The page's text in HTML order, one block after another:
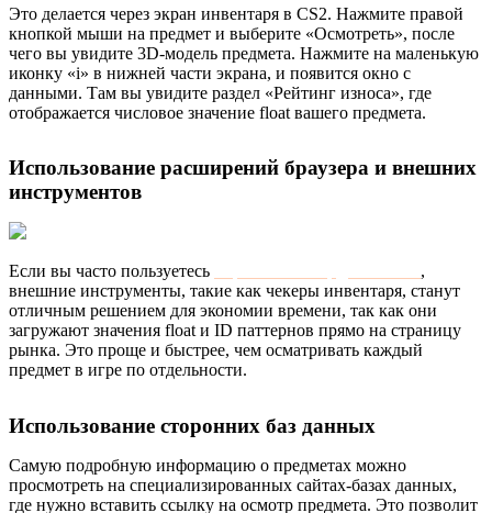
Это делается через экран инвентаря в CS2. Нажмите правой
кнопкой мыши на предмет и выберите «Осмотреть», после
чего вы увидите 3D-модель предмета. Нажмите на маленькую
иконку «i» в нижней части экрана, и появится окно с
данными. Там вы увидите раздел «Рейтинг износа», где
отображается числовое значение float вашего предмета.
Использование расширений браузера и внешних
инструментов
Если вы часто пользуетесь
,
внешние инструменты, такие как чекеры инвентаря, станут
отличным решением для экономии времени, так как они
загружают значения float и ID паттернов прямо на страницу
рынка. Это проще и быстрее, чем осматривать каждый
предмет в игре по отдельности.
Использование сторонних баз данных
Самую подробную информацию о предметах можно
просмотреть на специализированных сайтах-базах данных,
где нужно вставить ссылку на осмотр предмета. Это позволит